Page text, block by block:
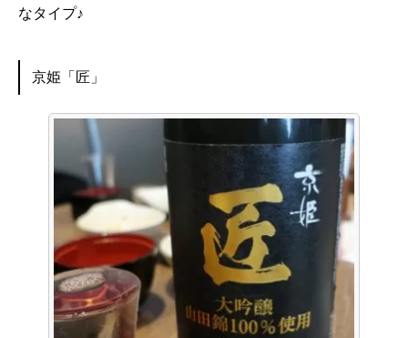
なタイプ♪
京姫「匠」